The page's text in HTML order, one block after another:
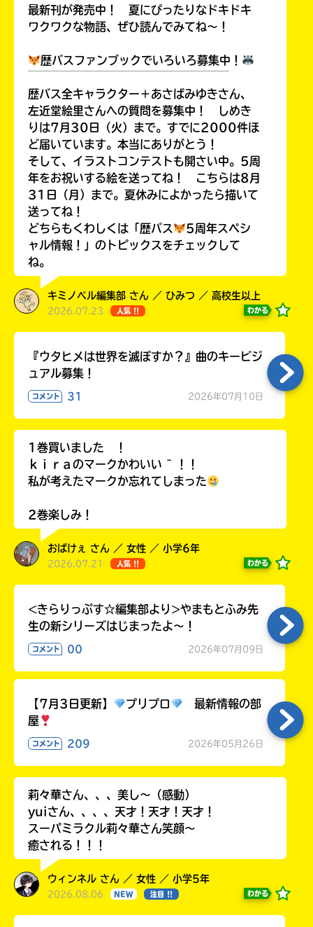
最新刊が発売中！ 夏にぴったりなドキドキ
ワクワクな物語、ぜひ読んでみてね～！
歴バスファンブックでいろいろ募集中！
歴バス全キャラクター＋あさばみゆきさん、
左近堂絵里さんへの質問を募集中！ しめき
りは7月30日（火）まで。すでに2000件ほ
ど届いています。本当にありがとう！
そして、イラストコンテストも開さい中。5周
年をお祝いする絵を送ってね！ こちらは8月
31日（月）まで。夏休みによかったら描いて
送ってね！
どちらもくわしくは「歴バス
5周年スペシ
ャル情報！」のトピックスをチェックして
ね。
キミノベル編集部 さん ／ ひみつ ／ 高校生以上
2026.07.23 人気 !! わかる
『ウタヒメは世界を滅ぼすか？』曲のキービジ
ュアル募集！
コメント 31 2026年07月10日
1巻買いました ！
ｋｉｒａのマークかわいい ~ ！！
私が考えたマークか忘れてしまった
2巻楽しみ！
おばけぇ さん ／ 女性 ／ 小学6年
2026.07.21 人気 !! わかる
<きらりっぷす☆編集部より>やまもとふみ先
生の新シリーズはじまったよ～！
コメント 00 2026年07月09日
【7月3日更新】 プリプロ
最新情報の部
屋
コメント 209 2026年05月26日
莉々華さん、、、美し〜（感動）
yuiさん、、、、天才！天才！天才！
スーパミラクル莉々華さん笑顔〜
癒される！！！
ウィンネル さん ／ 女性 ／ 小学5年
2026.08.06 NEW 注目 !! わかる